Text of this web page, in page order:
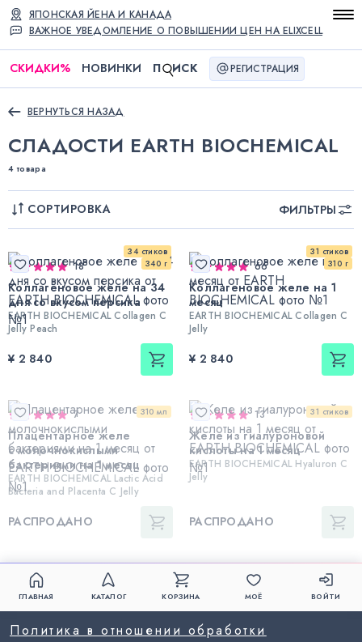
ВАЖНОЕ УВЕДОМЛЕНИЕ О ПОВЫШЕНИИ ЦЕН НА ELIXCELL
ЯПОНСКАЯ ЙЕНА И КАНАДА
СКИДКИ% НОВИНКИ П ИСК РЕГИСТРАЦИЯ
ВЕРНУТЬСЯ НАЗАД
СЛАДОСТИ EARTH BIOCHEMICAL
4 товара
СОРТИРОВКА ФИЛЬТРЫ
34 стиков
340 г
18
Коллагеновое желе на 34
дня со вкусом персика
EARTH BIOCHEMICAL Collagen C
Jelly Peach
¥ 2 840
31 стиков
310 г
66
Коллагеновое желе на 1
месяц
EARTH BIOCHEMICAL Collagen C
Jelly
¥ 2 840
310 мл
7
Плацентарное желе
с молочнокислыми
бактериями на 1 месяц
EARTH BIOCHEMICAL Lactic Acid
Bacteria and Placenta С Jelly
РАСПРОДАНО
31 стиков
13
Желе из гиалуроновой
кислоты на 1 месяц
EARTH BIOCHEMICAL Hyaluron C
Jelly
РАСПРОДАНО
ГЛАВНАЯ КАТАЛОГ КОРЗИНА МОЁ ВОЙТИ
Политика в отношении обработки